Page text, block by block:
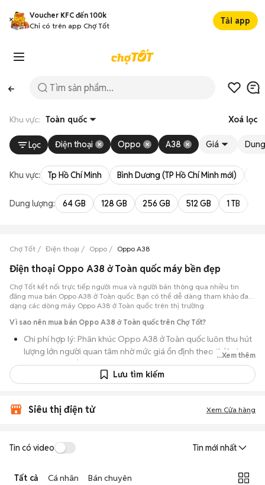
Voucher KFC đến 100k
Chỉ có trên app Chợ Tốt
Tải app
Khu vực: Toàn quốc Xoá lọc
Lọc Điện thoại Oppo A38 Giá
Khu vực: Tp Hồ Chí Minh Bình Dương (TP Hồ Chí Minh mới)
Dung lượng: 64 GB 128 GB 256 GB 512 GB 1 TB
Chợ Tốt Điện thoại Oppo Oppo A38
Điện thoại Oppo A38 ở Toàn quốc máy bền đẹp
Chợ Tốt kết nối trực tiếp người mua và người bán thông qua nhiều tin
đăng mua bán Oppo A38 ở Toàn quốc. Bạn có thể dễ dàng tham khảo đa
dạng các dòng máy Oppo A38 ở Toàn quốc trên thị trường.
Vì sao nên mua bán Oppo A38 ở Toàn quốc trên Chợ Tốt?
Chi phí hợp lý: Phân khúc Oppo A38 ở Toàn quốc luôn thu hút
lượng lớn người quan tâm nhờ mức giá ổn định theo thời gian,
phù hợp với số đông.
Nguồn cung dồi dào: Hàng loạt bài đăng Oppo A38 ở Toàn
tình trạng ngoại hình và lịch sử bảo hành.
điện tử cũ.
Thanh toán nhanh chóng: Khi hai bên đã ưng ý về tình trạng
...Xem thêm
Lưu tìm kiếm
Siêu thị điện tử Xem Cửa hàng
Tin có video Tin mới nhất
Tất cả Cá nhân Bán chuyên